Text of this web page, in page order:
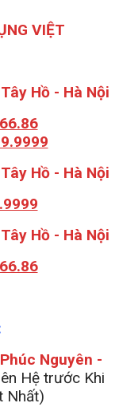
VIỆT
Hồ - Hà Nội
Hồ - Hà Nội
Hồ - Hà Nội
Nguyên -
Hệ trước Khi
Nhất)